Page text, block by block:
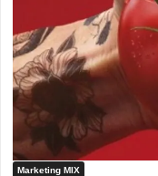
Marketing MIX